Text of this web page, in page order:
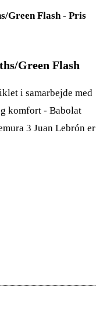
Green Flash
i samarbejde med
komfort - Babolat
3 Juan Lebrón er